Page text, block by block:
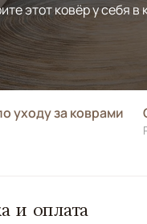
этот ковёр у себя в
уходу за коврами
и оплата